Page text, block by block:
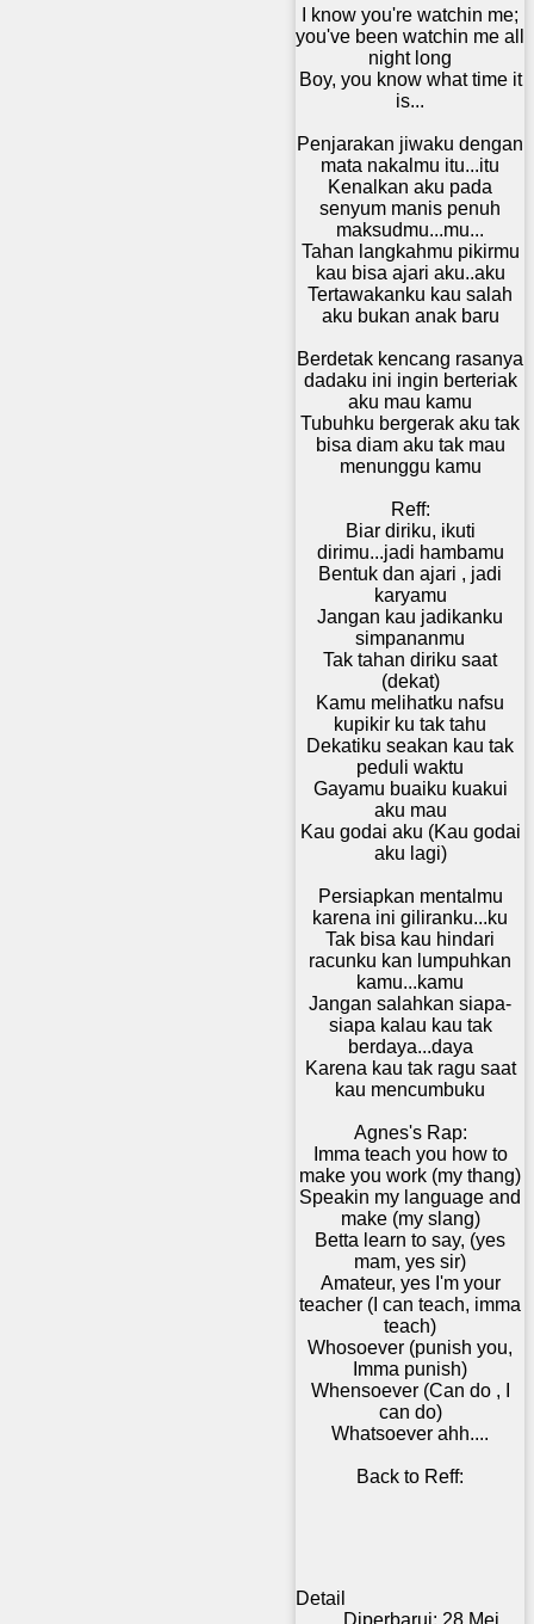
I know you're watchin me;
you've been watchin me all
night long
Boy, you know what time it
is...
Penjarakan jiwaku dengan
mata nakalmu itu...itu
Kenalkan aku pada
senyum manis penuh
maksudmu...mu...
Tahan langkahmu pikirmu
kau bisa ajari aku..aku
Tertawakanku kau salah
aku bukan anak baru
Berdetak kencang rasanya
dadaku ini ingin berteriak
aku mau kamu
Tubuhku bergerak aku tak
bisa diam aku tak mau
menunggu kamu
Reff:
Biar diriku, ikuti
dirimu...jadi hambamu
Bentuk dan ajari , jadi
karyamu
Jangan kau jadikanku
simpananmu
Tak tahan diriku saat
(dekat)
Kamu melihatku nafsu
kupikir ku tak tahu
Dekatiku seakan kau tak
peduli waktu
Gayamu buaiku kuakui
aku mau
Kau godai aku (Kau godai
aku lagi)
Persiapkan mentalmu
karena ini giliranku...ku
Tak bisa kau hindari
racunku kan lumpuhkan
kamu...kamu
Jangan salahkan siapa-
siapa kalau kau tak
berdaya...daya
Karena kau tak ragu saat
kau mencumbuku
Agnes's Rap:
Imma teach you how to
make you work (my thang)
Speakin my language and
make (my slang)
Betta learn to say, (yes
mam, yes sir)
Amateur, yes I'm your
teacher (I can teach, imma
teach)
Whosoever (punish you,
Imma punish)
Whensoever (Can do , I
can do)
Whatsoever ahh....
Back to Reff:
Detail